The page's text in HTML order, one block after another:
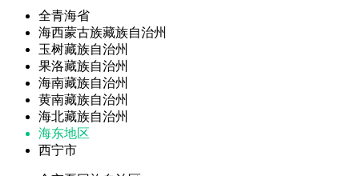
全青海省
海西蒙古族藏族自治州
玉树藏族自治州
果洛藏族自治州
海南藏族自治州
黄南藏族自治州
海北藏族自治州
海东地区
西宁市